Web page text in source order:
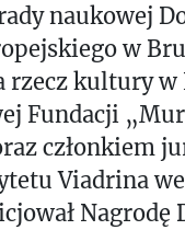
naukowej
w
rzecz kultury w
Fundacji
członkiem
Viadrina
Nagrodę